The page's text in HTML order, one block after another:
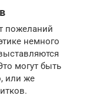
пожеланий
немного
могут быть
или же